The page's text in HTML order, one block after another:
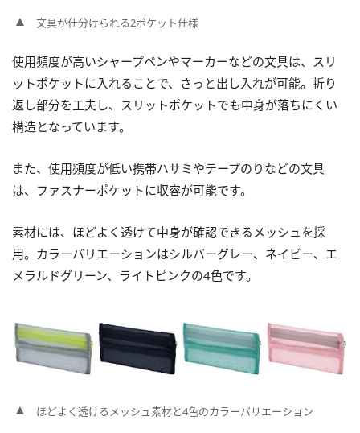
文具が仕分けられる2ポケット仕様
使用頻度が高いシャープペンやマーカーなどの文具は、スリ
ットポケットに入れることで、さっと出し入れが可能。折り
返し部分を工夫し、スリットポケットでも中身が落ちにくい
構造となっています。
また、使用頻度が低い携帯ハサミやテープのりなどの文具
は、ファスナーポケットに収容が可能です。
素材には、ほどよく透けて中身が確認できるメッシュを採
用。カラーバリエーションはシルバーグレー、ネイビー、エ
メラルドグリーン、ライトピンクの4色です。
ほどよく透けるメッシュ素材と4色のカラーバリエーション